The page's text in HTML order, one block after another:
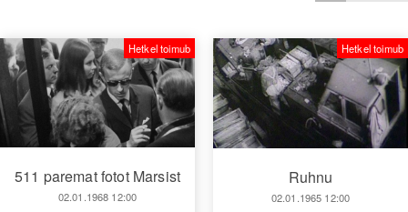
511 paremat fotot Marsist
02.01.1968 12:00
Hetkel toimub
Ruhnu
02.01.1965 12:00
Hetkel toimub